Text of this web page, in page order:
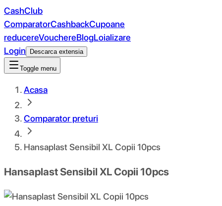
CashClub
ComparatorCashbackCupoane
reducereVouchereBlogLoializare
Login
Descarca extensia
Toggle menu
Acasa
Comparator preturi
Hansaplast Sensibil XL Copii 10pcs
Hansaplast Sensibil XL Copii 10pcs